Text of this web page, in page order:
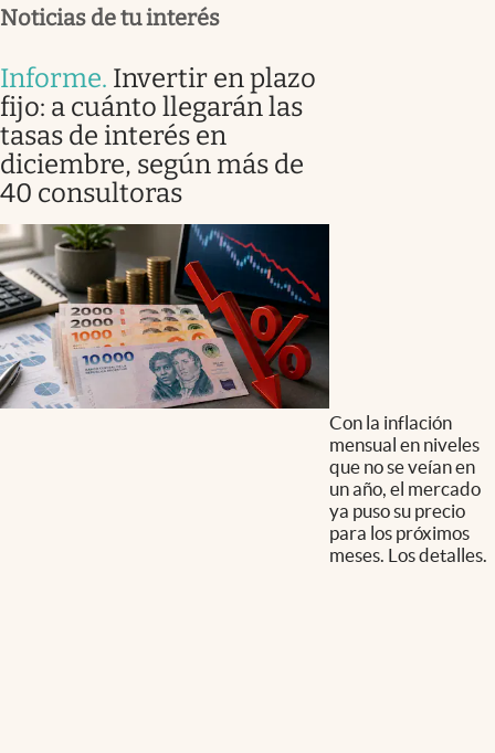
Noticias de tu interés
Informe. Invertir en plazo
fijo: a cuánto llegarán las
tasas de interés en
diciembre, según más de
40 consultoras
Con la inflación
mensual en niveles
que no se veían en
un año, el mercado
ya puso su precio
para los próximos
meses. Los detalles.